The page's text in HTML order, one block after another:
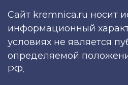
Сайт kremnica.ru носит
информационный
условиях не является
определяемой
РФ.